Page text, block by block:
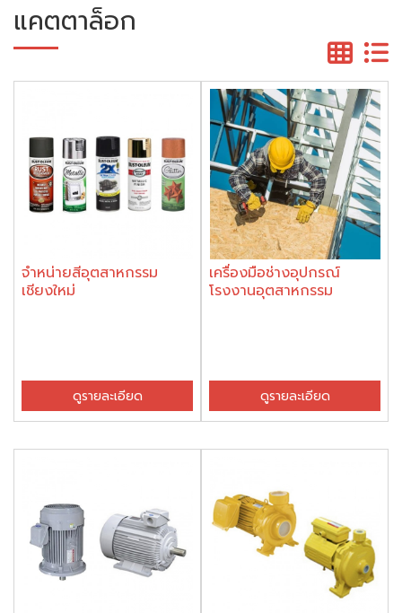
แคตตาล็อก
จำหน่ายสีอุตสาหกรรม
เชียงใหม่
ดูรายละเอียด
เครื่องมือช่างอุปกรณ์
โรงงานอุตสาหกรรม
ดูรายละเอียด